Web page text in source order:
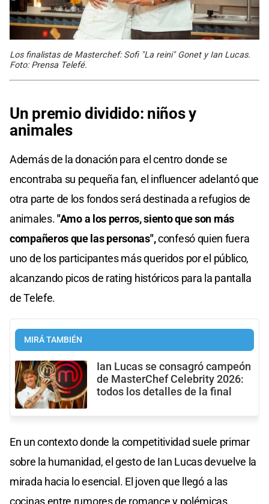
Los finalistas de Masterchef: Sofi "La reini" Gonet y Ian Lucas.
Foto: Prensa Telefé.
Un premio dividido: niños y
animales
Además de la donación para el centro donde se
encontraba su pequeña fan, el influencer adelantó que
otra parte de los fondos será destinada a refugios de
animales."Amo a los perros, siento que son más
compañeros que las personas",confesó quien fuera
uno de los participantes más queridos por el público,
alcanzando picos de rating históricos para la pantalla
de Telefe.
MIRÁ TAMBIÉN
Ian Lucas se consagró campeón
de MasterChef Celebrity 2026:
todos los detalles de la final
En un contexto donde la competitividad suele primar
sobre la humanidad, el gesto de Ian Lucas devuelve la
mirada hacia lo esencial. El joven que llegó a las
cocinas entre rumores de romance y polémicas